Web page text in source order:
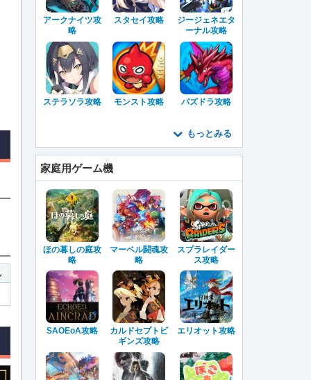
アークナイツ攻
略
スタセイ攻略
ジージェネエタ
ーナル攻略
ステラソラ攻略 モンスト攻略 パズドラ攻略
もっとみる
家庭用ゲーム機
ほの暮しの庭攻
略
マーベル闘魂攻
略
スプラレイダー
ス攻略
SAOEoA攻略
カルドセプトビ
ギンズ攻略
エリオット攻略